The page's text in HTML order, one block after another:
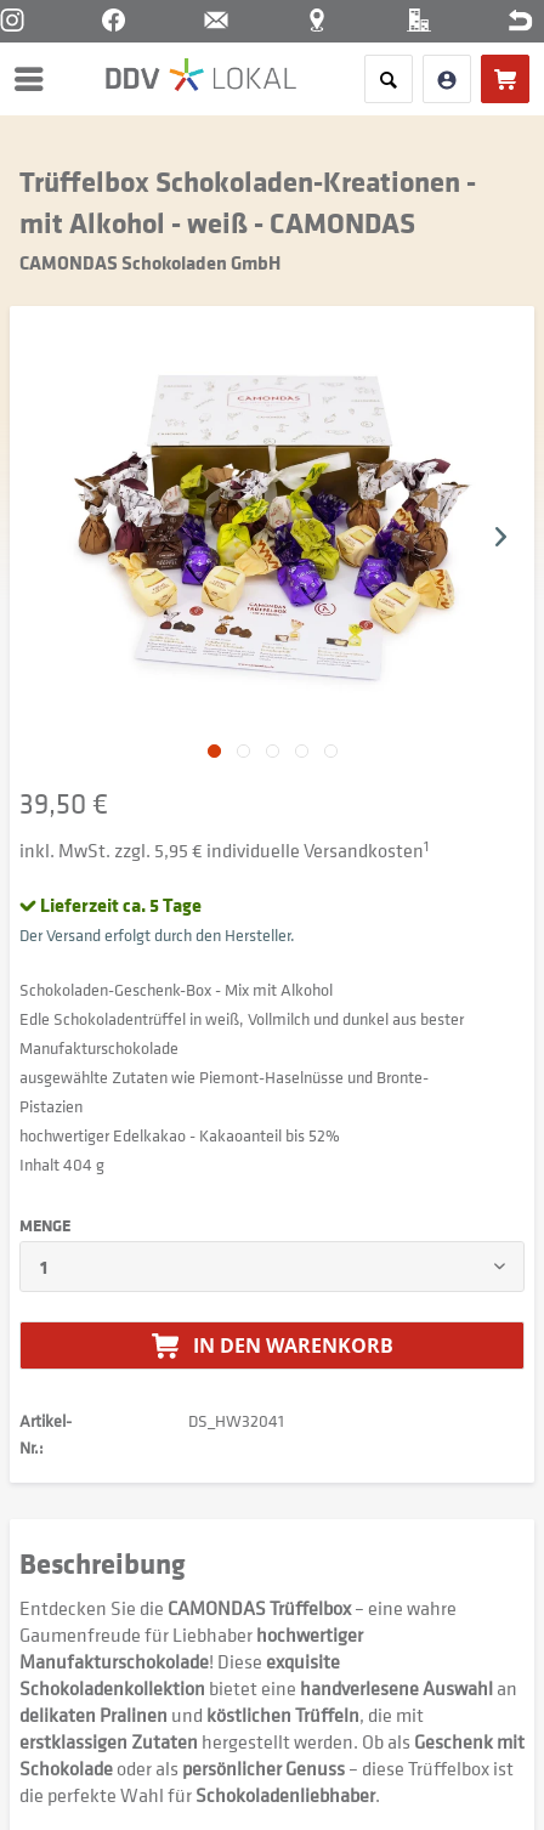
Menü
Trüffelbox Schokoladen-Kreationen -
mit Alkohol - weiß - CAMONDAS
CAMONDAS Schokoladen GmbH
39,50 €
inkl. MwSt. zzgl. 5,95 € individuelle Versandkosten1
Lieferzeit ca. 5 Tage
Der Versand erfolgt durch den Hersteller.
Schokoladen-Geschenk-Box - Mix mit Alkohol
Edle Schokoladentrüffel in weiß, Vollmilch und dunkel aus bester
Manufakturschokolade
ausgewählte Zutaten wie Piemont-Haselnüsse und Bronte-
Pistazien
hochwertiger Edelkakao - Kakaoanteil bis 52%
Inhalt 404 g
MENGE
IN DEN WARENKORB
Artikel-
Nr.:
DS_HW32041
Beschreibung
Entdecken Sie die CAMONDAS Trüffelbox– eine wahre
Gaumenfreude für Liebhaberhochwertiger
Manufakturschokolade! Diese exquisite
Schokoladenkollektion bietet eine handverlesene Auswahlan
delikaten Pralinen und köstlichen Trüffeln, die mit
erstklassigen Zutaten hergestellt werden. Ob als Geschenk mit
Schokoladeoder als persönlicher Genuss– diese Trüffelbox ist
die perfekte Wahl fürSchokoladenliebhaber.